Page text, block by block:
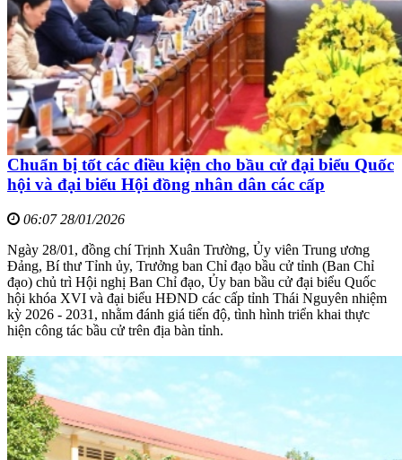
Chuẩn bị tốt các điều kiện cho bầu cử đại biểu Quốc
hội và đại biểu Hội đồng nhân dân các cấp
06:07 28/01/2026
Ngày 28/01, đồng chí Trịnh Xuân Trường, Ủy viên Trung ương
Đảng, Bí thư Tỉnh ủy, Trưởng ban Chỉ đạo bầu cử tỉnh (Ban Chỉ
đạo) chủ trì Hội nghị Ban Chỉ đạo, Ủy ban bầu cử đại biểu Quốc
hội khóa XVI và đại biểu HĐND các cấp tỉnh Thái Nguyên nhiệm
kỳ 2026 - 2031, nhằm đánh giá tiến độ, tình hình triển khai thực
hiện công tác bầu cử trên địa bàn tỉnh.